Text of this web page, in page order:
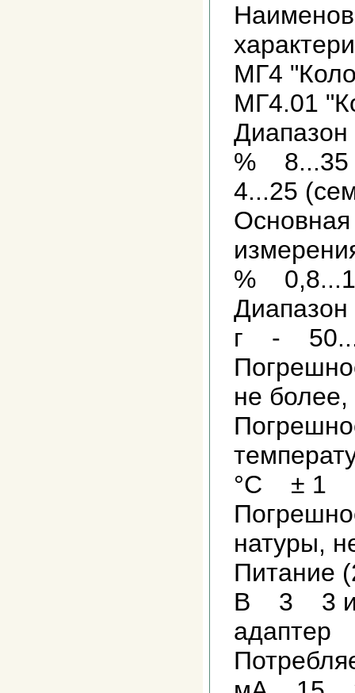
МГ4
МГ4.01
% 8...35
4...25
%
г -
не
°С ± 1
натуры,
Питание
В 3 3
адаптер